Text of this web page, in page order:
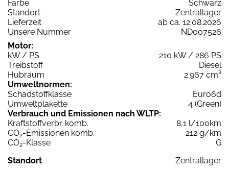
Farbe
Schwarz
Standort
Zentrallager
Lieferzeit
ab ca. 12.08.2026
Unsere Nummer
ND007526
Motor:
kW / PS
210 kW / 286 PS
Treibstoff
Diesel
Hubraum
2.967 cm³
Umweltnormen:
Schadstoffklasse
Euro6d
Umweltplakette
4 (Green)
Verbrauch und Emissionen nach WLTP:
Kraftstoffverbr. komb.
8,1 l/100km
CO2-Emissionen komb.
212 g/km
CO2-Klasse
G
Standort
Zentrallager